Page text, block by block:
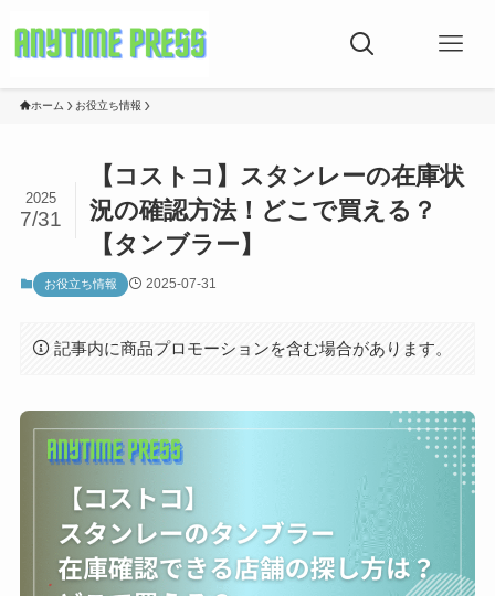
ホーム お役立ち情報
【コストコ】スタンレーの在庫状
況の確認方法！どこで買える？
【タンブラー】
2025
7/31
お役立ち情報 2025-07-31
記事内に商品プロモーションを含む場合があります。